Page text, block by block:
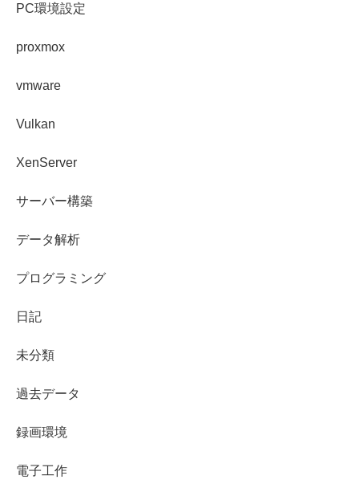
PC環境設定
proxmox
vmware
Vulkan
XenServer
サーバー構築
データ解析
プログラミング
日記
未分類
過去データ
録画環境
電子工作